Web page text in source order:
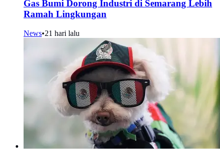
Gas Bumi Dorong Industri di Semarang Lebih
Ramah Lingkungan
News•21 hari lalu